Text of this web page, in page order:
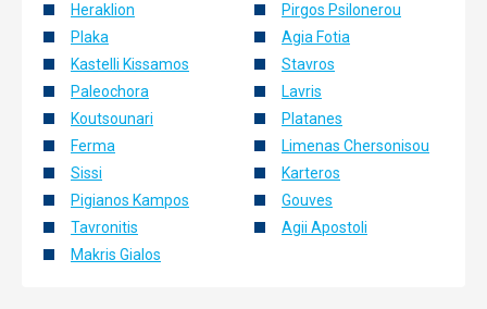
Heraklion
Plaka
Kastelli Kissamos
Paleochora
Koutsounari
Ferma
Sissi
Pigianos Kampos
Tavronitis
Makris Gialos
Pirgos Psilonerou
Agia Fotia
Stavros
Lavris
Platanes
Limenas Chersonisou
Karteros
Gouves
Agii Apostoli